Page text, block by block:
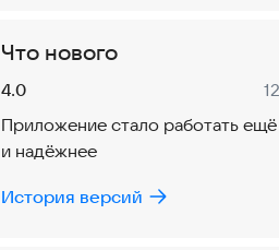
Что нового
Версия:
4.0
Приложение стало работать
и надёжнее
История версий